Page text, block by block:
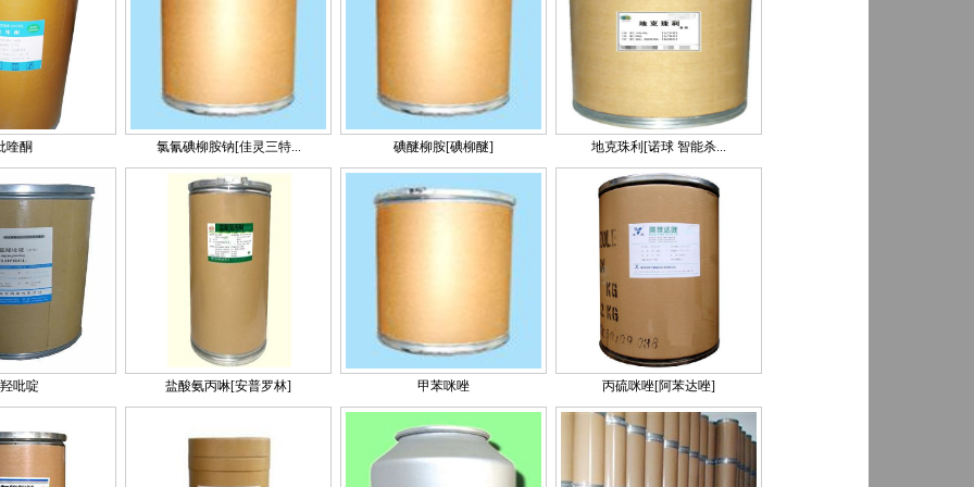
喹酮 氯氰碘柳胺钠[佳灵三特... 碘醚柳胺[碘柳醚] 地克珠利[诺球 智能杀...
吡啶 盐酸氨丙啉[安普罗林] 甲苯咪唑 丙硫咪唑[阿苯达唑]